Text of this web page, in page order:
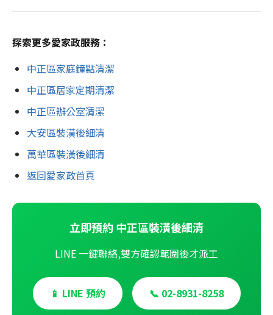
探索更多愛家政服務：
中正區家庭鐘點清潔
中正區居家定期清潔
中正區辦公室清潔
大安區裝潢後細清
萬華區裝潢後細清
返回愛家政首頁
立即預約 中正區裝潢後細清
LINE 一鍵聯絡,雙方確認範圍後才派工
📱 LINE 預約 📞 02-8931-8258